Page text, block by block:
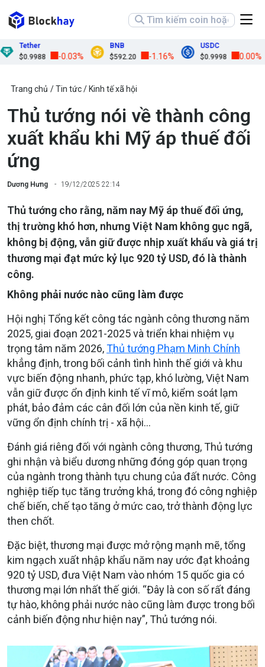
Tether
$0.9988
-0.03%
BNB
$592.20
-1.16%
USDC
$0.9998
0.00%
Trang chủ Tin tức Kinh tế xã hội
Thủ tướng nói về thành công
xuất khẩu khi Mỹ áp thuế đối
ứng
Dương Hưng 19/12/2025 22:14
Thủ tướng cho rằng, năm nay Mỹ áp thuế đối ứng,
thị trường khó hơn, nhưng Việt Nam không gục ngã,
không bị động, vẫn giữ được nhịp xuất khẩu và giá trị
thương mại đạt mức kỷ lục 920 tỷ USD, đó là thành
công.
Không phải nước nào cũng làm được
Hội nghị Tổng kết công tác ngành công thương năm
2025, giai đoạn 2021-2025 và triển khai nhiệm vụ
trọng tâm năm 2026,Thủ tướng Phạm Minh Chính
khẳng định, trong bối cảnh tình hình thế giới và khu
vực biến động nhanh, phức tạp, khó lường, Việt Nam
vẫn giữ được ổn định kinh tế vĩ mô, kiểm soát lạm
phát, bảo đảm các cân đối lớn của nền kinh tế, giữ
vững ổn định chính trị - xã hội…
Đánh giá riêng đối với ngành công thương, Thủ tướng
ghi nhận và biểu dương những đóng góp quan trọng
của ngành trong thành tựu chung của đất nước. Công
nghiệp tiếp tục tăng trưởng khá, trong đó công nghiệp
chế biến, chế tạo tăng ở mức cao, trở thành động lực
then chốt.
Đặc biệt, thương mại được mở rộng mạnh mẽ, tổng
kim ngạch xuất nhập khẩu năm nay ước đạt khoảng
920 tỷ USD, đưa Việt Nam vào nhóm 15 quốc gia có
thương mại lớn nhất thế giới. “Đây là con số rất đáng
tự hào, không phải nước nào cũng làm được trong bối
cảnh biến động như hiện nay”, Thủ tướng nói.